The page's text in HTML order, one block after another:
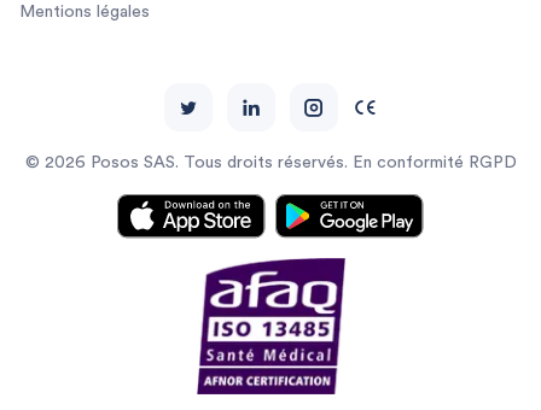
© 2026 Posos SAS. Tous droits réservés. En conformité RGPD
Mentions légales